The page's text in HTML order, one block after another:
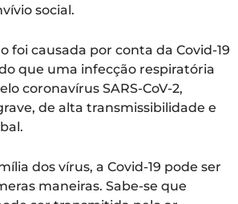
social.
foi causada por conta da Covid-19
que uma infecção respiratória
coronavírus SARS-CoV-2,
de alta transmissibilidade e
dos vírus, a Covid-19 pode ser
maneiras. Sabe-se que